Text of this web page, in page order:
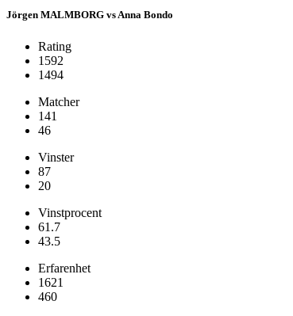
Jörgen MALMBORG vs Anna Bondo
Rating
1592
1494
Matcher
141
46
Vinster
87
20
Vinstprocent
61.7
43.5
Erfarenhet
1621
460